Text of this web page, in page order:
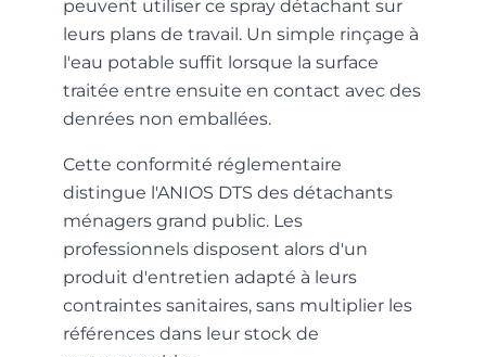
peuvent utiliser ce spray détachant sur
leurs plans de travail. Un simple rinçage à
l'eau potable suffit lorsque la surface
traitée entre ensuite en contact avec des
denrées non emballées.
Cette conformité réglementaire
distingue l'ANIOS DTS des détachants
ménagers grand public. Les
professionnels disposent alors d'un
produit d'entretien adapté à leurs
contraintes sanitaires, sans multiplier les
références dans leur stock de